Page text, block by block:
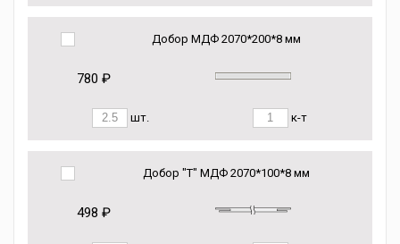
Добор МДФ 2070*200*8 мм
780 ₽
шт. к-т
Добор "Т" МДФ 2070*100*8 мм
498 ₽